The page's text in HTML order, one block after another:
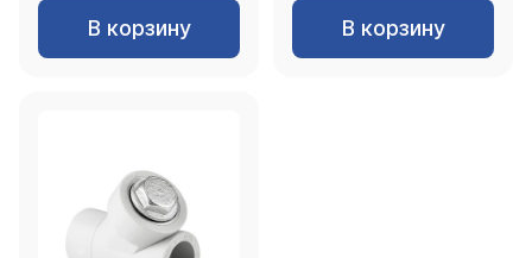
В корзину В корзину